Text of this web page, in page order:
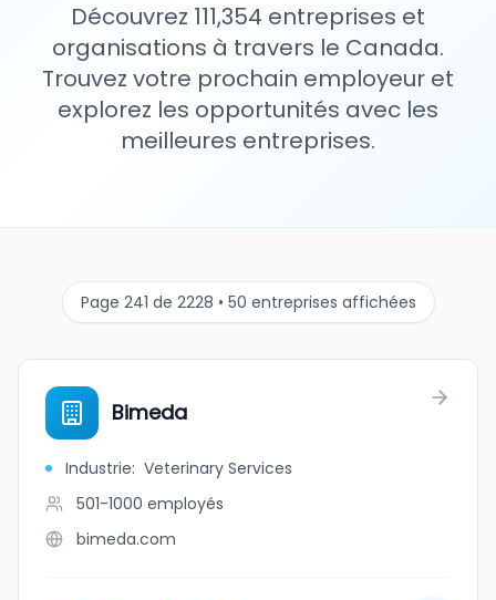
Découvrez 111,354 entreprises et
organisations à travers le Canada.
Trouvez votre prochain employeur et
explorez les opportunités avec les
meilleures entreprises.
Page 241 de 2228 • 50 entreprises affichées
Bimeda
Industrie: Veterinary Services
501-1000 employés
bimeda.com